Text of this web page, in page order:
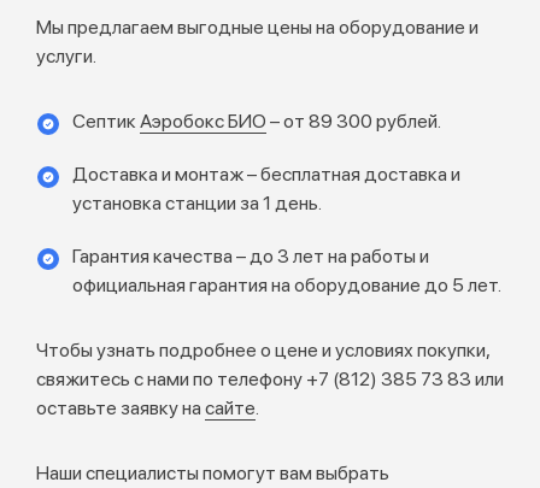
Мы предлагаем выгодные цены на оборудование и
услуги.
Септик Аэробокс БИО – от 89 300 рублей.
Доставка и монтаж – бесплатная доставка и
установка станции за 1 день.
Гарантия качества – до 3 лет на работы и
официальная гарантия на оборудование до 5 лет.
Чтобы узнать подробнее о цене и условиях покупки,
свяжитесь с нами по телефону +7 (812) 385 73 83 или
оставьте заявку на сайте.
Наши специалисты помогут вам выбрать